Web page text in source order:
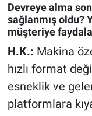
Devreye alma
sağlanmış oldu?
müşteriye
H.K.: Makina
hızlı format
esneklik ve
platformlara